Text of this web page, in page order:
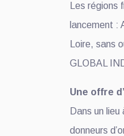
Les
lancement :
Loire, sans
GLOBAL
Une offre
Dans un
donneurs